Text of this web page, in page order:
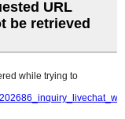
Canvas